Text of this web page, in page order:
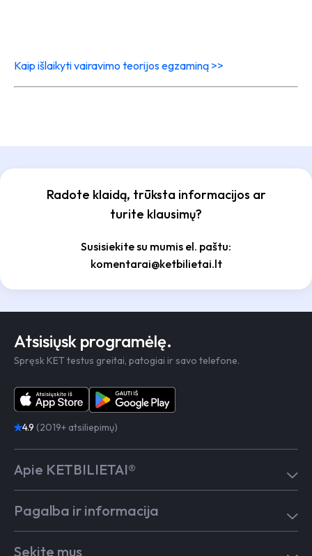
Kaip išlaikyti vairavimo teorijos egzaminą >>
Radote klaidą, trūksta informacijos ar
turite klausimų?
Susisiekite su mumis el. paštu:
komentarai@ketbilietai.lt
Atsisiųsk programėlę.
Spręsk KET testus greitai, patogiai ir savo telefone.
4.9 (2019+ atsiliepimų)
Apie KETBILIETAI®
Kaip mokytis
Testai
Test in English
Pagalba ir informacija
Sekite mus